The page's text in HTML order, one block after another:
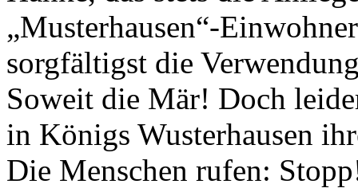
„Musterhausen“-
sorgfältigst die
Soweit die Mär! Doch
in Königs Wusterhausen
Die Menschen rufen: